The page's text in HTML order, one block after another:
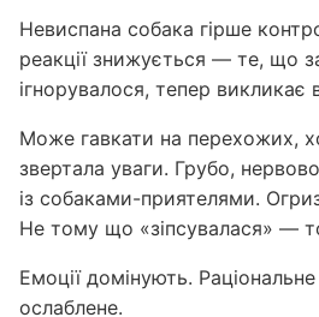
Невиспана собака гірше
реакції знижується — те, що
ігнорувалося, тепер викликає
Може гавкати на перехожих,
звертала уваги. Грубо,
із собаками-приятелями.
Не тому що «зіпсувалася» —
Емоції домінують.
ослаблене.